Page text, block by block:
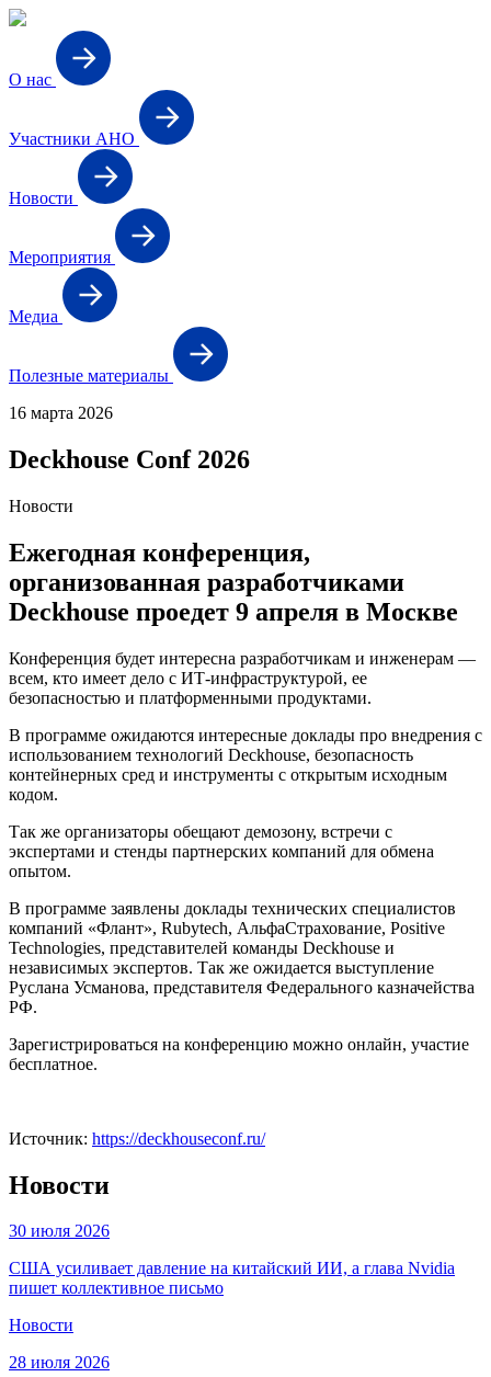
О нас
Участники АНО
Новости
Мероприятия
Медиа
Полезные материалы
16 марта 2026
Deckhouse Conf 2026
Новости
Ежегодная конференция,
организованная разработчиками
Deckhouse проедет 9 апреля в Москве
Конференция будет интересна разработчикам и инженерам —
всем, кто имеет дело с ИТ-инфраструктурой, ее
безопасностью и платформенными продуктами.
В программе ожидаются интересные доклады про внедрения с
использованием технологий Deckhouse, безопасность
контейнерных сред и инструменты с открытым исходным
кодом.
Так же организаторы обещают демозону, встречи с
экспертами и стенды партнерских компаний для обмена
опытом.
В программе заявлены доклады технических специалистов
компаний «Флант», Rubytech, АльфаСтрахование, Positive
Technologies, представителей команды Deckhouse и
независимых экспертов. Так же ожидается выступление
Руслана Усманова, представителя Федерального казначейства
РФ.
Зарегистрироваться на конференцию можно онлайн, участие
бесплатное.
Источник: https://deckhouseconf.ru/
Новости
30 июля 2026
США усиливает давление на китайский ИИ, а глава Nvidia
пишет коллективное письмо
Новости
28 июля 2026